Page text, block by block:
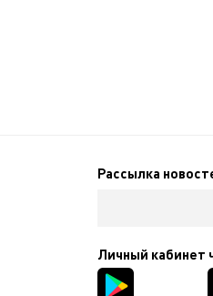
Рассылка
Личный кабинет